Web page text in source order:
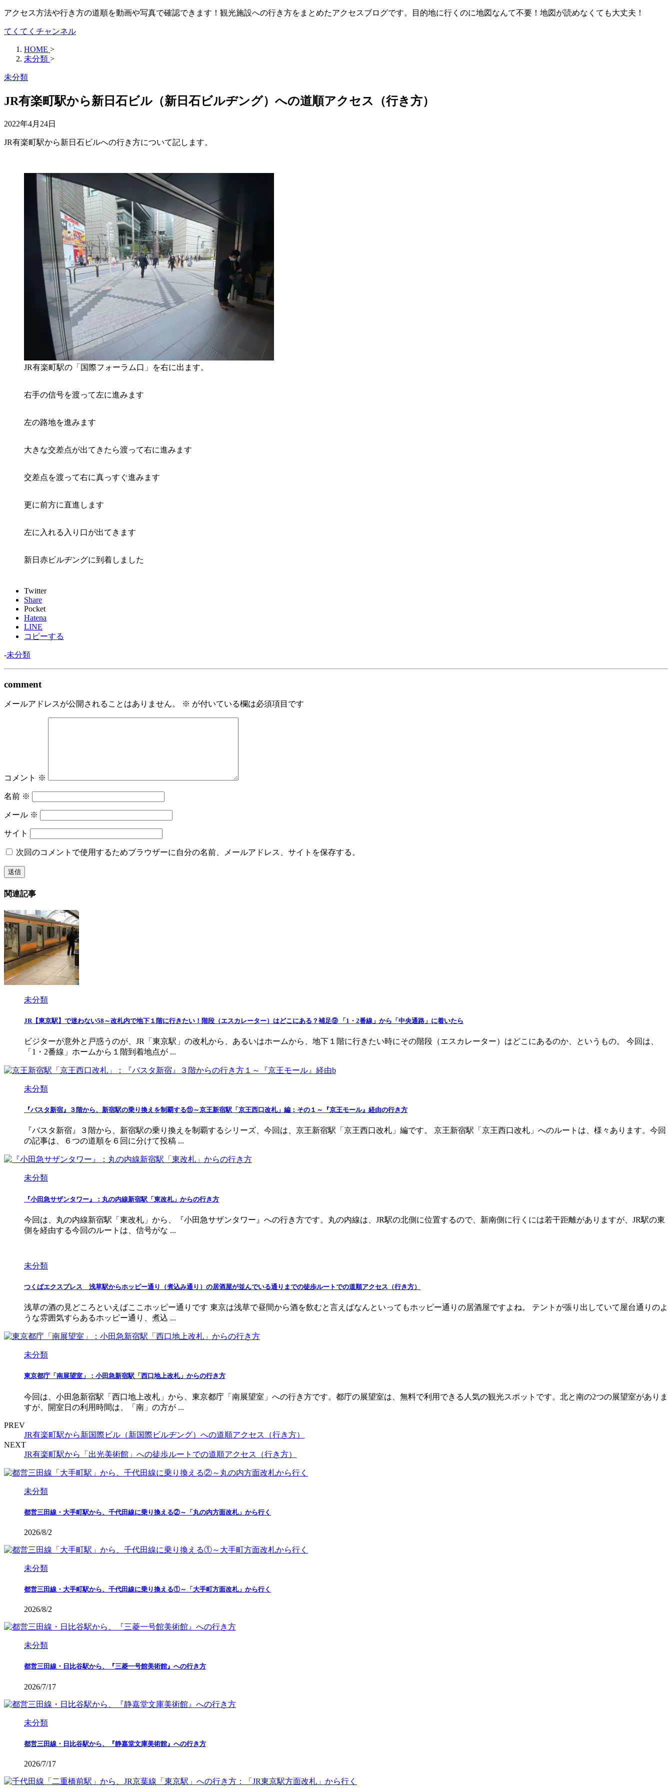
アクセス方法や行き方の道順を動画や写真で確認できます！観光施設への行き方をまとめたアクセスブログです。目的地に行くのに地図なんて不要！地図が読めなくても大丈夫！
てくてくチャンネル
HOME >
未分類 >
未分類
JR有楽町駅から新日石ビル（新日石ビルヂング）への道順アクセス（行き方）
2022年4月24日
JR有楽町駅から新日石ビルへの行き方について記します。
JR有楽町駅の「国際フォーラム口」を右に出ます。
右手の信号を渡って左に進みます
左の路地を進みます
大きな交差点が出てきたら渡って右に進みます
交差点を渡って右に真っすぐ進みます
更に前方に直進します
左に入れる入り口が出てきます
新日赤ビルヂングに到着しました
Twitter
Share
Pocket
Hatena
LINE
コピーする
-未分類
comment
メールアドレスが公開されることはありません。 ※ が付いている欄は必須項目です
コメント ※
名前 ※
メール ※
サイト
次回のコメントで使用するためブラウザーに自分の名前、メールアドレス、サイトを保存する。
関連記事
未分類
JR【東京駅】で迷わない58～改札内で地下１階に行きたい！階段（エスカレーター）はどこにある？補足⑨ 「1・2番線」から「中央通路」に着いたら
ビジターが意外と戸惑うのが、JR「東京駅」の改札から、あるいはホームから、地下１階に行きたい時にその階段（エスカレーター）はどこにあるのか、というもの。 今回は、
「1・2番線」ホームから１階到着地点が ...
未分類
『バスタ新宿』３階から、新宿駅の乗り換えを制覇する⑪～京王新宿駅「京王西口改札」編：その１～『京王モール』経由の行き方
『バスタ新宿』３階から、新宿駅の乗り換えを制覇するシリーズ、今回は、京王新宿駅「京王西口改札」編です。 京王新宿駅「京王西口改札」へのルートは、様々あります。今回
の記事は、６つの道順を６回に分けて投稿 ...
未分類
『小田急サザンタワー』：丸の内線新宿駅「東改札」からの行き方
今回は、丸の内線新宿駅「東改札」から、『小田急サザンタワー』への行き方です。丸の内線は、JR駅の北側に位置するので、新南側に行くには若干距離がありますが、JR駅の東
側を経由する今回のルートは、信号がな ...
未分類
つくばエクスプレス 浅草駅からホッピー通り（煮込み通り）の居酒屋が並んでいる通りまでの徒歩ルートでの道順アクセス（行き方）
浅草の酒の見どころといえばここホッピー通りです 東京は浅草で昼間から酒を飲むと言えばなんといってもホッピー通りの居酒屋ですよね。 テントが張り出していて屋台通りのよ
うな雰囲気すらあるホッピー通り、煮込 ...
未分類
東京都庁「南展望室」：小田急新宿駅「西口地上改札」からの行き方
今回は、小田急新宿駅「西口地上改札」から、東京都庁「南展望室」への行き方です。都庁の展望室は、無料で利用できる人気の観光スポットです。北と南の2つの展望室がありま
すが、開室日の利用時間は、「南」の方が ...
PREV
JR有楽町駅から新国際ビル（新国際ビルヂング）への道順アクセス（行き方）
NEXT
JR有楽町駅から「出光美術館」への徒歩ルートでの道順アクセス（行き方）
未分類
都営三田線・大手町駅から、千代田線に乗り換える②～「丸の内方面改札」から行く
2026/8/2
未分類
都営三田線・大手町駅から、千代田線に乗り換える①～「大手町方面改札」から行く
2026/8/2
未分類
都営三田線・日比谷駅から、『三菱一号館美術館』への行き方
2026/7/17
未分類
都営三田線・日比谷駅から、『静嘉堂文庫美術館』への行き方
2026/7/17